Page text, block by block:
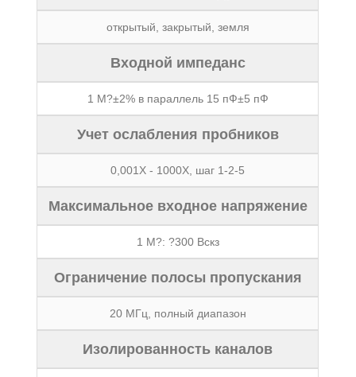
открытый, закрытый, земля
Входной импеданс
1 M?±2% в параллель 15 пФ±5 пФ
Учет ослабления пробников
0,001X - 1000X, шаг 1-2-5
Максимальное входное напряжение
1 M?: ?300 Вскз
Ограничение полосы пропускания
20 МГц, полный диапазон
Изолированность каналов